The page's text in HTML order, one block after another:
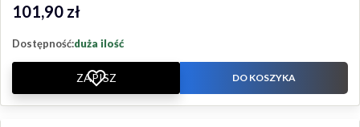
Cena
101,90 zł
Dostępność:duża ilość
ZAPISZ DO KOSZYKA